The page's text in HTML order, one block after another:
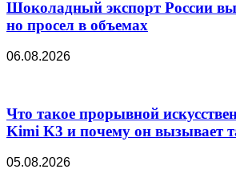
Шоколадный экспорт России
но просел в объемах
06.08.2026
Что такое прорывной
Kimi K3 и почему он вызывает
05.08.2026